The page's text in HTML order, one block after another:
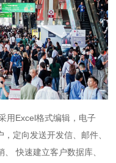
用Excel格式编辑，电子
定向发送开发信、邮件、
快速建立客户数据库、